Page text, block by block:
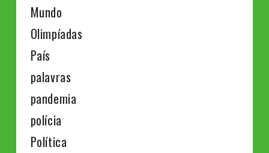
Mundo
Olimpíadas
País
palavras
pandemia
polícia
Política